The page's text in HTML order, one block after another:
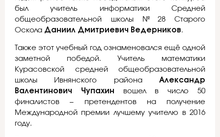
был учитель информатики Средней
общеобразовательной школы №28 Старого
Оскола Даниил Дмитриевич Ведерников.
Также этот учебный год ознаменовался ещё одной
заметной победой. Учитель математики
Курасовской средней общеобразовательной
школы Ивнянского района Александр
Валентинович Чупахин вошел в число 50
финалистов – претендентов на получение
Международной премии лучшему учителю в 2016
году.